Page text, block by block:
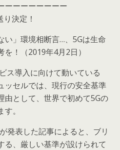
ーーーーーーーー
決定！
い」環境相断言…、5Gは生命
！（2019年4月2日）
ス導入に向けて動いている
ッセルでは、現行の安全基準
由として、世界で初めて5Gの
。
発表した記事によると、ブリ
る、厳しい基準が設けられて